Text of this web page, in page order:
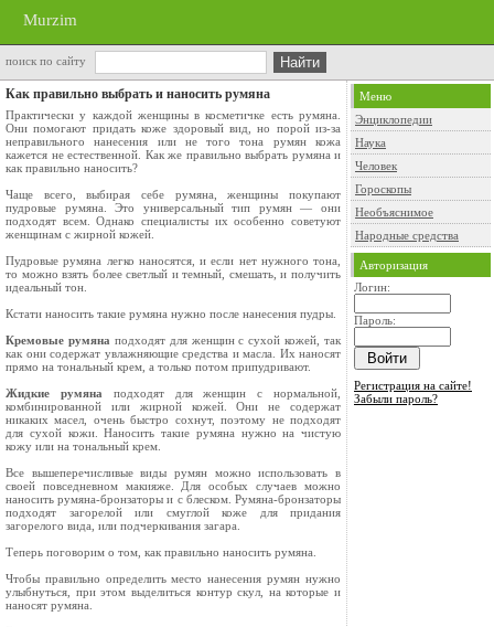
Murzim
поиск по сайту
Как правильно выбрать и наносить румяна
Практически у каждой женщины в косметичке есть румяна.
Они помогают придать коже здоровый вид, но порой из-за
неправильного нанесения или не того тона румян кожа
кажется не естественной. Как же правильно выбрать румяна и
как правильно наносить?
Чаще всего, выбирая себе румяна, женщины покупают
пудровые румяна. Это универсальный тип румян — они
подходят всем. Однако специалисты их особенно советуют
женщинам с жирной кожей.
Пудровые румяна легко наносятся, и если нет нужного тона,
то можно взять более светлый и темный, смешать, и получить
идеальный тон.
Кстати наносить такие румяна нужно после нанесения пудры.
Кремовые румяна подходят для женщин с сухой кожей, так
как они содержат увлажняющие средства и масла. Их наносят
прямо на тональный крем, а только потом припудривают.
Жидкие румяна подходят для женщин с нормальной,
комбинированной или жирной кожей. Они не содержат
никаких масел, очень быстро сохнут, поэтому не подходят
для сухой кожи. Наносить такие румяна нужно на чистую
кожу или на тональный крем.
Все вышеперечисливые виды румян можно использовать в
своей повседневном макияже. Для особых случаев можно
наносить румяна-бронзаторы и с блеском. Румяна-бронзаторы
подходят загорелой или смуглой коже для придания
загорелого вида, или подчеркивания загара.
Теперь поговорим о том, как правильно наносить румяна.
Чтобы правильно определить место нанесения румян нужно
улыбнуться, при этом выделиться контур скул, на которые и
наносят румяна.
Меню
Энциклопедии
Наука
Человек
Гороскопы
Необъяснимое
Народные средства
Авторизация
Логин:
Пароль:
Регистрация на сайте!
Забыли пароль?